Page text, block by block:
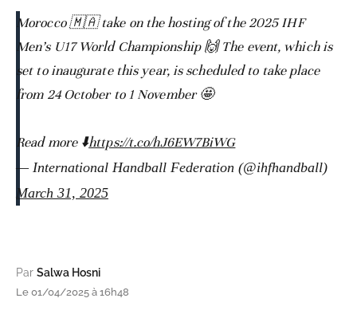
Morocco 🇲🇦 take on the hosting of the 2025 IHF
Men’s U17 World Championship 🙌 The event, which is
set to inaugurate this year, is scheduled to take place
from 24 October to 1 November 🤩
Read more ⬇️https://t.co/hJ6EW7BiWG
— International Handball Federation (@ihfhandball)
March 31, 2025
Par Salwa Hosni
Le 01/04/2025 à 16h48